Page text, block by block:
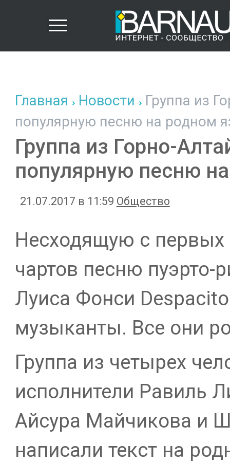
Главная Новости Группа из
популярную песню на родном
Группа из Горно-
популярную песню
21.07.2017 в 11:59 Общество
Несходящую с
чартов песню пуэрто-
Луиса Фонси
музыканты. Все они
Группа из четырех
исполнители Равиль
Айсура Майчикова и
написали текст на